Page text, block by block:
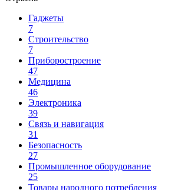
Гаджеты
7
Строительство
7
Приборостроение
47
Медицина
46
Электроника
39
Связь и навигация
31
Безопасность
27
Промышленное оборудование
25
Товары народного потребления